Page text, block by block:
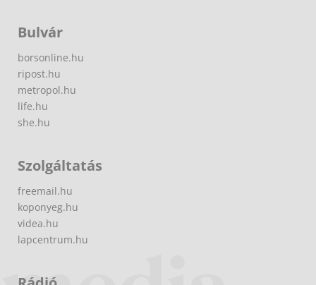
Bulvár
borsonline.hu
ripost.hu
metropol.hu
life.hu
she.hu
Szolgáltatás
freemail.hu
koponyeg.hu
videa.hu
lapcentrum.hu